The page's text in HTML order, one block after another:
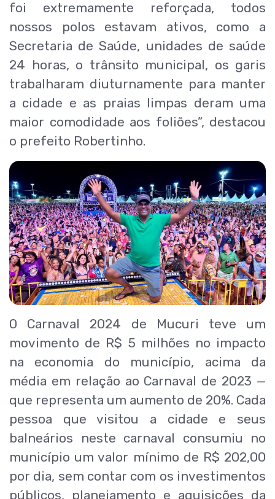
foi extremamente reforçada, todos
nossos polos estavam ativos, como a
Secretaria de Saúde, unidades de saúde
24 horas, o trânsito municipal, os garis
trabalharam diuturnamente para manter
a cidade e as praias limpas deram uma
maior comodidade aos foliões”, destacou
o prefeito Robertinho.
O Carnaval 2024 de Mucuri teve um
movimento de R$ 5 milhões no impacto
na economia do município, acima da
média em relação ao Carnaval de 2023 —
que representa um aumento de 20%. Cada
pessoa que visitou a cidade e seus
balneários neste carnaval consumiu no
município um valor mínimo de R$ 202,00
por dia, sem contar com os investimentos
públicos, planejamento e aquisições da